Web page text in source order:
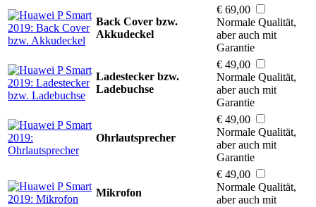
Back Cover bzw.
Akkudeckel
€ 69,00
Normale Qualität,
aber auch mit
Garantie
Ladestecker bzw.
Ladebuchse
€ 49,00
Normale Qualität,
aber auch mit
Garantie
Ohrlautsprecher
€ 49,00
Normale Qualität,
aber auch mit
Garantie
Mikrofon
€ 49,00
Normale Qualität,
aber auch mit